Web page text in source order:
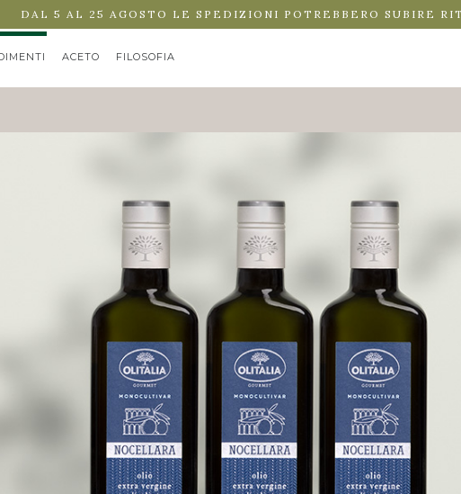
DAL 5 AL 25 AGOSTO LE SPEDIZIONI POTREBBERO SUBIRE
ACETO FILOSOFIA